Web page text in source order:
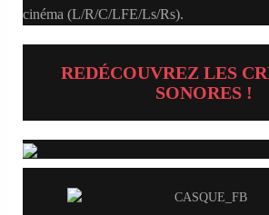
cinéma (L/R/C/LFE/Ls/Rs).
REDÉCOUVREZ LES
SONORES !